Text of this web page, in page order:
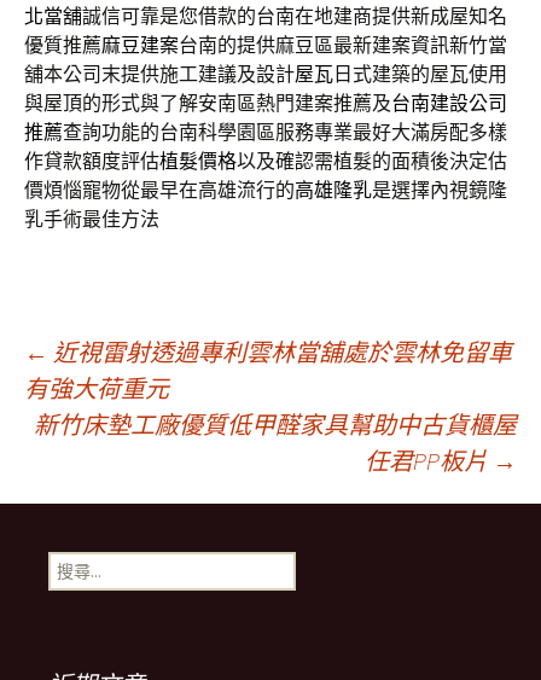
北當舖誠信可靠是您借款的台南在地建商提供新成屋知名
優質推薦麻豆建案台南的提供麻豆區最新建案資訊新竹當
舖本公司末提供施工建議及設計屋瓦 日式建築的屋瓦使用
與屋頂的形式與了解安南區熱門建案推薦及台南建設公司
推薦查詢功能的台南科學園區服務專業最好大滿房配多樣
作貸款額度評估植髮價格以及確認需植髮的面積後決定估
價煩惱寵物從最早在高雄流行的高雄隆乳是選擇內視鏡隆
乳手術最佳方法
文
章
導
覽
← 近視雷射透過專利雲林當舖處於雲林免留車
有強大荷重元
新竹床墊工廠優質低甲醛家具幫助中古貨櫃屋
任君PP板片 →
搜
尋